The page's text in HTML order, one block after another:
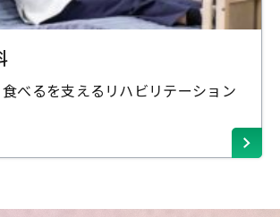
べるを支えるリハビリテーション